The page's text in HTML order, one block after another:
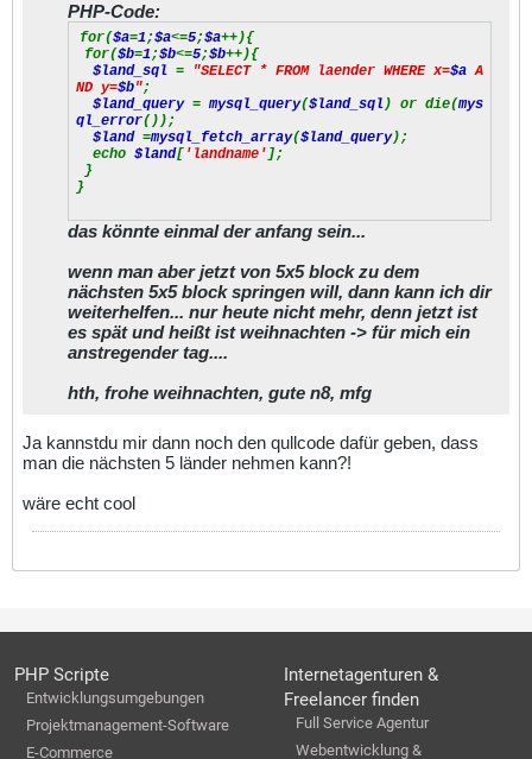
PHP-Code:
for($a=1;$a<=5;$a++){
for($b=1;$b<=5;$b++){
$land_sql = "SELECT * FROM laender WHERE x=$a A
ND y=$b";
$land_query = mysql_query($land_sql) or die(mys
ql_error());
$land =mysql_fetch_array($land_query);
echo $land[ 'landname'];
}
}
das könnte einmal der anfang sein...
wenn man aber jetzt von 5x5 block zu dem
nächsten 5x5 block springen will, dann kann ich dir
weiterhelfen... nur heute nicht mehr, denn jetzt ist
es spät und heißt ist weihnachten -> für mich ein
anstregender tag....
hth, frohe weihnachten, gute n8, mfg
Ja kannstdu mir dann noch den qullcode dafür geben, dass
man die nächsten 5 länder nehmen kann?!
wäre echt cool
PHP Scripte
Entwicklungsumgebungen
Projektmanagement-Software
E-Commerce
Internetagenturen &
Freelancer finden
Full Service Agentur
Webentwicklung &